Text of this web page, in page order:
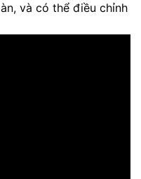
và có thể điều chỉnh